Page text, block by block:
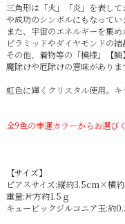
三角形は「火」「炎」を表し
や成功のシンボルにもなってい
また、宇宙のエネルギーを集
ピラミッドやダイヤモンドの結
その他、着物等の「模様」【鱗
魔除けや厄除けの意味がありま
虹色に輝くクリスタル使用。
全9色の幸運カラーからお選び
【サイズ】
ピアスサイズ:縦約3.5cm×横
重量:片方約1.5ｇ
キュービックジルコニア玉:約